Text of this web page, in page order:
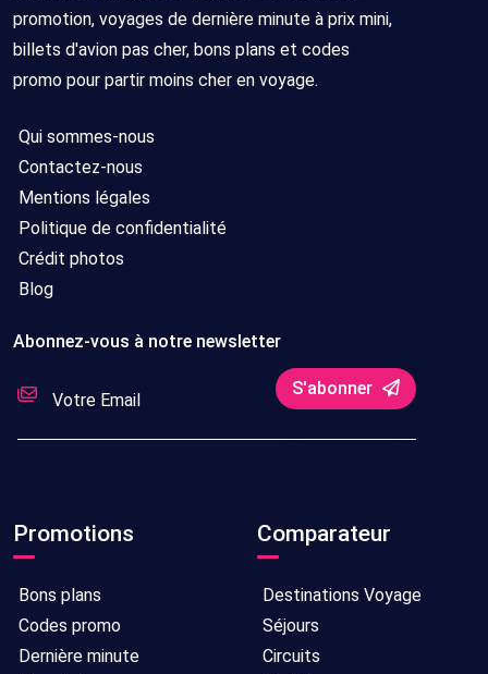
promotion, voyages de dernière minute à prix mini,
billets d'avion pas cher, bons plans et codes
promo pour partir moins cher en voyage.
Qui sommes-nous
Contactez-nous
Mentions légales
Politique de confidentialité
Crédit photos
Blog
Abonnez-vous à notre newsletter
S'abonner
Promotions
Bons plans
Codes promo
Dernière minute
Comparateur
Destinations Voyage
Séjours
Circuits